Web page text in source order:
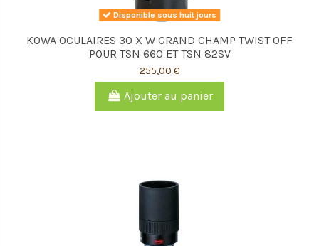
Disponible sous huit jours
KOWA OCULAIRES 30 X W GRAND CHAMP TWIST OFF
POUR TSN 660 ET TSN 82SV
255,00 €
Ajouter au panier